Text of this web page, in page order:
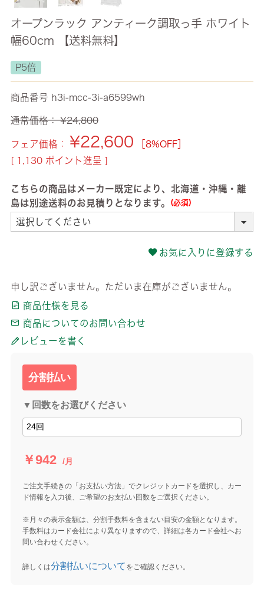
オープンラック アンティーク調取っ手 ホワイト
幅60cm 【送料無料】
P5倍
商品番号 h3i-mcc-3i-a6599wh
通常価格： ¥24,800
フェア価格： ¥22,600
［8%OFF］
[ 1,130 ポイント進呈 ]
こちらの商品はメーカー既定により、北海道・沖縄・離
島は別途送料のお見積りとなります。
(必須)
お気に入りに登録する
申し訳ございません。ただいま在庫がございません。
商品仕様を見る
商品についてのお問い合わせ
レビューを書く
分割払い
▼回数をお選びください
￥942 /月
ご注文手続きの「お支払い方法」でクレジットカードを選択し、カー
ド情報を入力後、ご希望のお支払い回数をご選択ください。
※月々の表示金額は、分割手数料を含まない目安の金額となります。
手数料はカード会社により異なりますので、詳細は各カード会社へお
問い合わせください。
詳しくは分割払いについて をご確認ください。